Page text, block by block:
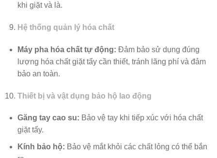
khi giặt và là.
Hệ thống quản lý hóa chất
Máy pha hóa chất tự động: Đảm bảo sử dụng đúng
lượng hóa chất giặt tẩy cần thiết, tránh lãng phí và đảm
bảo an toàn.
Thiết bị và vật dụng bảo hộ lao động
Găng tay cao su: Bảo vệ tay khi tiếp xúc với hóa chất
giặt tẩy.
Kính bảo hộ: Bảo vệ mắt khỏi các chất lỏng có thể bắn